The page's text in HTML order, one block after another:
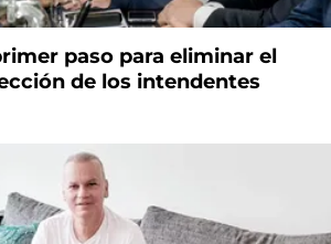
paso para eliminar el
de los intendentes